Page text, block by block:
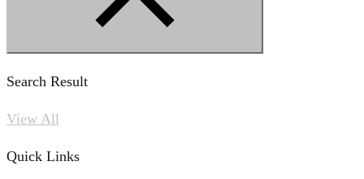
Search Result
View All
Quick Links